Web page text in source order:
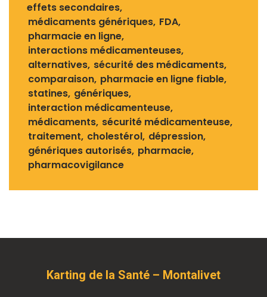
effets secondaires
médicaments génériques FDA
pharmacie en ligne
interactions médicamenteuses
alternatives sécurité des médicaments
comparaison pharmacie en ligne fiable
statines génériques
interaction médicamenteuse
médicaments sécurité médicamenteuse
traitement cholestérol dépression
génériques autorisés pharmacie
pharmacovigilance
Karting de la Santé – Montalivet